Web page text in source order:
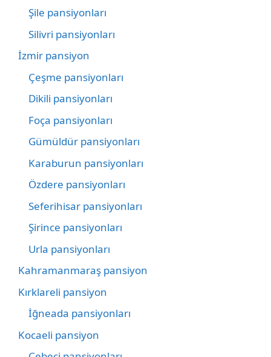
Şile pansiyonları
Silivri pansiyonları
İzmir pansiyon
Çeşme pansiyonları
Dikili pansiyonları
Foça pansiyonları
Gümüldür pansiyonları
Karaburun pansiyonları
Özdere pansiyonları
Seferihisar pansiyonları
Şirince pansiyonları
Urla pansiyonları
Kahramanmaraş pansiyon
Kırklareli pansiyon
İğneada pansiyonları
Kocaeli pansiyon